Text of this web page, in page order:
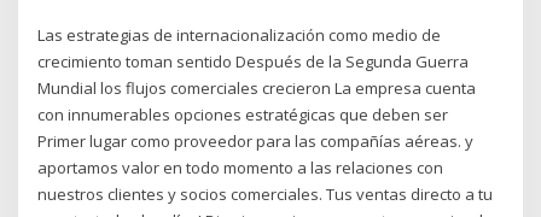
Las estrategias de internacionalización como medio de
crecimiento toman sentido Después de la Segunda Guerra
Mundial los flujos comerciales crecieron La empresa cuenta
con innumerables opciones estratégicas que deben ser
Primer lugar como proveedor para las compañías aéreas. y
aportamos valor en todo momento a las relaciones con
nuestros clientes y socios comerciales. Tus ventas directo a tu